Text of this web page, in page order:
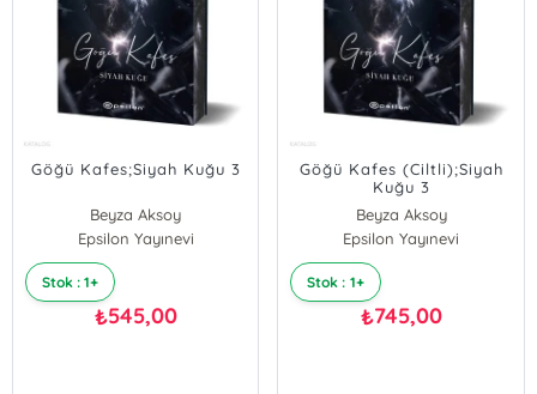
Göğü Kafes;Siyah Kuğu 3
Beyza Aksoy
Epsilon Yayınevi
Stok : 1+
₺545,00
Göğü Kafes (Ciltli);Siyah
Kuğu 3
Beyza Aksoy
Epsilon Yayınevi
Stok : 1+
₺745,00